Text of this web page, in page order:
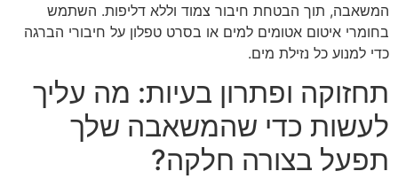
המשאבה, תוך הבטחת חיבור צמוד וללא דליפות. השתמש
בחומרי איטום אטומים למים או בסרט טפלון על חיבורי הברגה
כדי למנוע כל נזילת מים.
תחזוקה ופתרון בעיות: מה עליך
לעשות כדי שהמשאבה שלך
תפעל בצורה חלקה?